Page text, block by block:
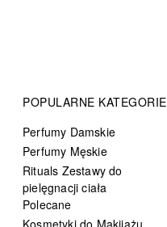
POPULARNE KATEGORIE
Perfumy Damskie
Perfumy Męskie
Rituals Zestawy do
pielęgnacji ciała
Polecane
Kosmetyki do Makijażu